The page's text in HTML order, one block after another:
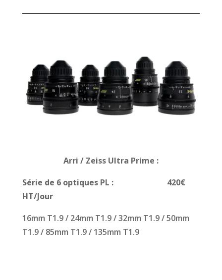
Arri / Zeiss Ultra Prime :
Série de 6 optiques PL : 420€
HT/Jour
16mm T1.9 / 24mm T1.9 / 32mm T1.9 / 50mm
T1.9 / 85mm T1.9 / 135mm T1.9